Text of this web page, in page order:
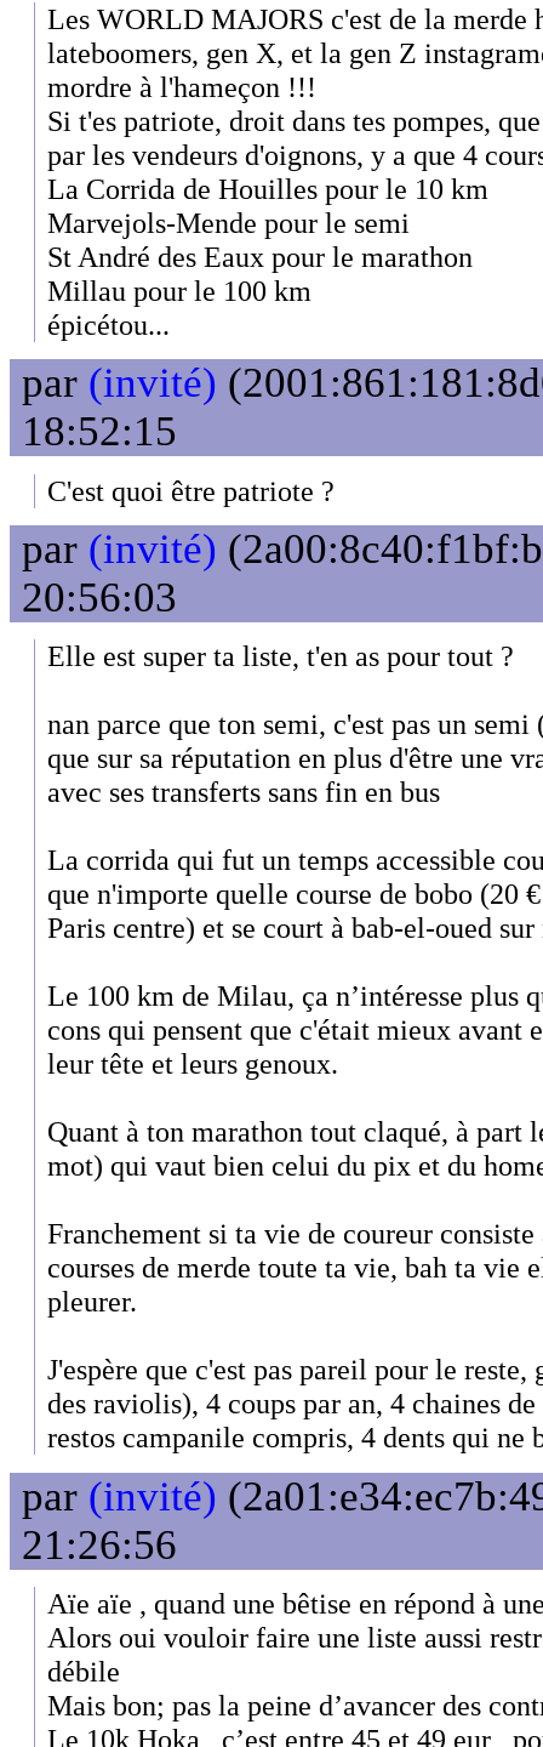
Les WORLD MAJORS c'est de la merde
lateboomers, gen X, et la gen Z
mordre à l'hameçon !!!
Si t'es patriote, droit dans tes pompes,
par les vendeurs d'oignons, y a que 4
La Corrida de Houilles pour le 10 km
Marvejols-Mende pour le semi
St André des Eaux pour le marathon
Millau pour le 100 km
épicétou...
par (invité)
18:52:15
C'est quoi être patriote ?
par (invité)
20:56:03
Elle est super ta liste, t'en as pour tout ?
nan parce que ton semi, c'est pas un
que sur sa réputation en plus d'être une
avec ses transferts sans fin en bus
La corrida qui fut un temps accessible
que n'importe quelle course de bobo (20
Paris centre) et se court à bab-el-oued
Le 100 km de Milau, ça n’intéresse plus
cons qui pensent que c'était mieux avant
leur tête et leurs genoux.
Quant à ton marathon tout claqué, à part
mot) qui vaut bien celui du pix et du
Franchement si ta vie de coureur
courses de merde toute ta vie, bah ta vie
pleurer.
J'espère que c'est pas pareil pour le
des raviolis), 4 coups par an, 4 chaines
restos campanile compris, 4 dents qui ne
par (invité)
21:26:56
Aïe aïe , quand une bêtise en répond à
Alors oui vouloir faire une liste aussi
débile
Mais bon; pas la peine d’avancer des
Le 10k Hoka , c’est entre 45 et 49 eur ,